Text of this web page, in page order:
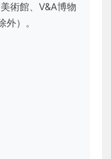
術館、V&A博物
）。